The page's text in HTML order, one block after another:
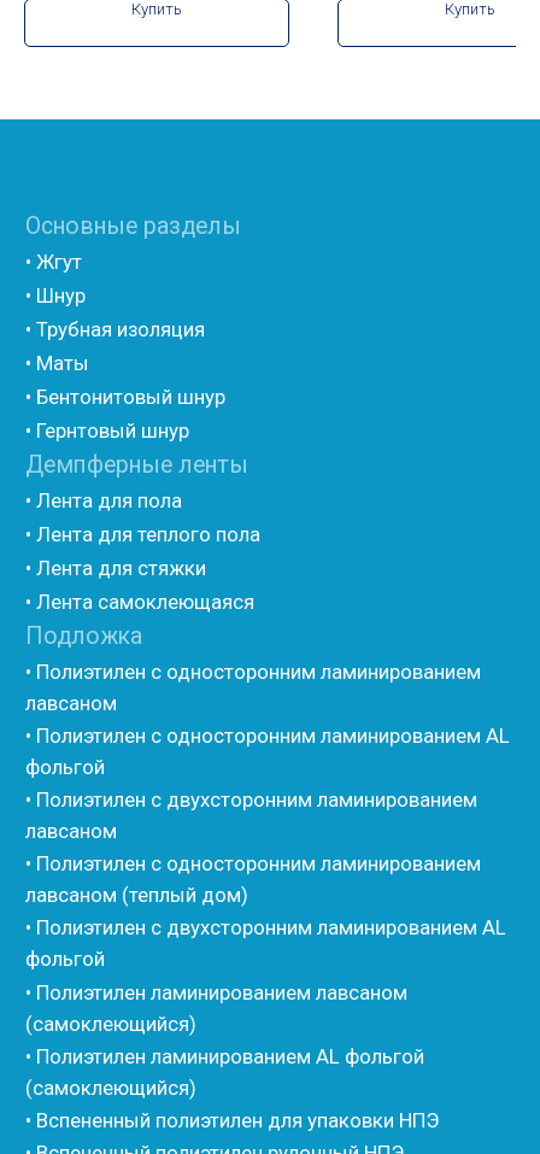
Купить Купить
лавсаном (теплый дом)
• Полиэтилен с двухсторонним ламинированием AL
• Подложка под ламинат НПЭ
Мастика и герметик
• Герметик для швов
• Герметик «тёплый шов»
• Korall
• Ecoroom
• Oppa
Другие товары
• Герлен
• Гермит
• Техническая изоляция Хотпайп
• Ру-флекс
• K-flex
• Вспененный каучук
• Изоком Шнур
• Изоком Жгут
• Стенофлекс Шнур
• Подложка Тепофол НПЭ
• Подложка Пенолин НПЭ
• Шнур Изонел
• Жгут Тилит
• Гернитовый шнур
• Бентонитовый шнур
• Стенофлекс для труб
• Мат из вспененного полиэтилена Тепофол
• Трубная изоляция из вспененного полиэтилена
• Трубная изоляция из вспененного полиэтилена
Порилекс
• Трубная изоляция из вспененного полиэтилена